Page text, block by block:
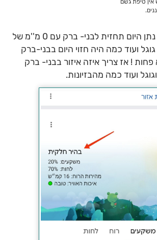
איזה מזל! השמ''ט נתן היום תחזית לבני- ברק עם 0 מ''מ של
ועוד כמה היה חזוי היום בבני-ברק
פחות ! אז צריך איזה איזור בבני- ברק
ועוד כמה מהבזיונות.